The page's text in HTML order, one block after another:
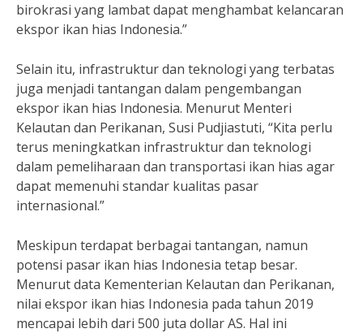
birokrasi yang lambat dapat menghambat kelancaran
ekspor ikan hias Indonesia.”
Selain itu, infrastruktur dan teknologi yang terbatas
juga menjadi tantangan dalam pengembangan
ekspor ikan hias Indonesia. Menurut Menteri
Kelautan dan Perikanan, Susi Pudjiastuti, “Kita perlu
terus meningkatkan infrastruktur dan teknologi
dalam pemeliharaan dan transportasi ikan hias agar
dapat memenuhi standar kualitas pasar
internasional.”
Meskipun terdapat berbagai tantangan, namun
potensi pasar ikan hias Indonesia tetap besar.
Menurut data Kementerian Kelautan dan Perikanan,
nilai ekspor ikan hias Indonesia pada tahun 2019
mencapai lebih dari 500 juta dollar AS. Hal ini